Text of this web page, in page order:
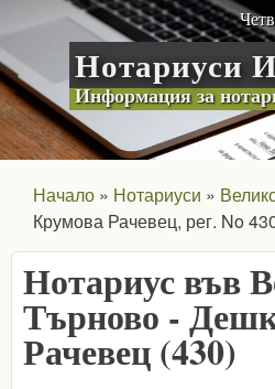
Skip to main
Нотариуси
Информация за
Начало Нотариуси
Крумова Рачевец, рег. No
Нотариус във
Търново -
Рачевец (430)